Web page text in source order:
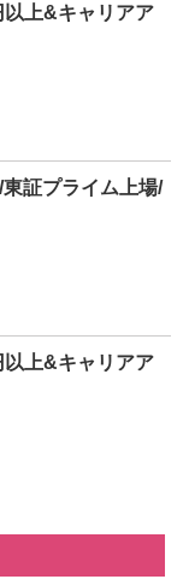
上&キャリアア
証プライム上場/
上&キャリアア